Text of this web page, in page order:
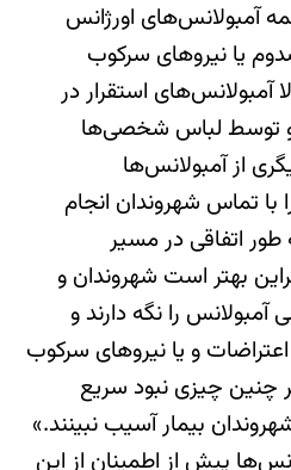
آمبولانس‌های اورژانس
یا نیروهای سرکوب
آمبولانس‌های استقرار در
و توسط لباس شخصی‌ها
از آمبولانس‌ها
با تماس شهروندان انجام
اتفاقی در مسیر
بهتر است شهروندان و
را نگه دارند و
و یا نیروهای سرکوب
چنین چیزی نبود سریع
بیمار آسیب نبینند.»
پیش از اطمینان از این